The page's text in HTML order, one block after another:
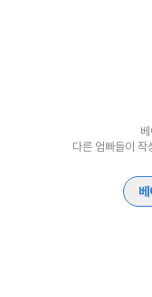
다른 엄빠들이
베